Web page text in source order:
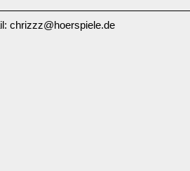
chrizzz@hoerspiele.de